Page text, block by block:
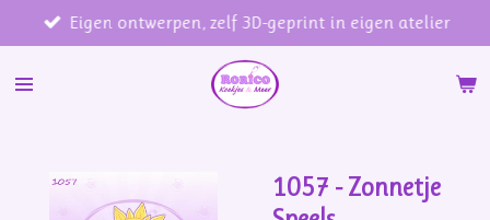
direct
naar
Eigen ontwerpen, zelf 3D-geprint in eigen atelier
1057 - Zonnetje